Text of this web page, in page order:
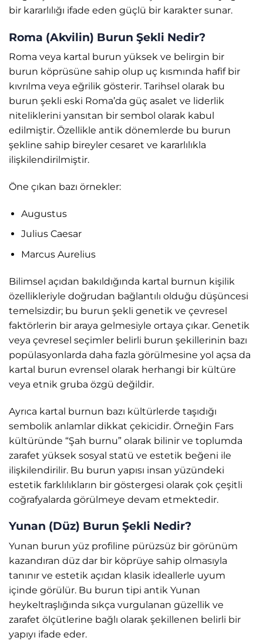
bir kararlılığı ifade eden güçlü bir karakter sunar.
Roma (Akvilin) Burun Şekli Nedir?
Roma veya kartal burun yüksek ve belirgin bir
burun köprüsüne sahip olup uç kısmında hafif bir
kıvrılma veya eğrilik gösterir. Tarihsel olarak bu
burun şekli eski Roma’da güç asalet ve liderlik
niteliklerini yansıtan bir sembol olarak kabul
edilmiştir. Özellikle antik dönemlerde bu burun
şekline sahip bireyler cesaret ve kararlılıkla
ilişkilendirilmiştir.
Öne çıkan bazı örnekler:
Augustus
Julius Caesar
Marcus Aurelius
Bilimsel açıdan bakıldığında kartal burnun kişilik
özellikleriyle doğrudan bağlantılı olduğu düşüncesi
temelsizdir; bu burun şekli genetik ve çevresel
faktörlerin bir araya gelmesiyle ortaya çıkar. Genetik
veya çevresel seçimler belirli burun şekillerinin bazı
popülasyonlarda daha fazla görülmesine yol açsa da
kartal burun evrensel olarak herhangi bir kültüre
veya etnik gruba özgü değildir.
Ayrıca kartal burnun bazı kültürlerde taşıdığı
sembolik anlamlar dikkat çekicidir. Örneğin Fars
kültüründe “Şah burnu” olarak bilinir ve toplumda
zarafet yüksek sosyal statü ve estetik beğeni ile
ilişkilendirilir. Bu burun yapısı insan yüzündeki
estetik farklılıkların bir göstergesi olarak çok çeşitli
coğrafyalarda görülmeye devam etmektedir.
Yunan (Düz) Burun Şekli Nedir?
Yunan burun yüz profiline pürüzsüz bir görünüm
kazandıran düz dar bir köprüye sahip olmasıyla
tanınır ve estetik açıdan klasik ideallerle uyum
içinde görülür. Bu burun tipi antik Yunan
heykeltraşlığında sıkça vurgulanan güzellik ve
zarafet ölçütlerine bağlı olarak şekillenen belirli bir
yapıyı ifade eder.